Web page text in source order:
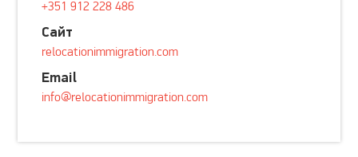
+351 912 228 486
Сайт
relocationimmigration.com
Email
info@relocationimmigration.com